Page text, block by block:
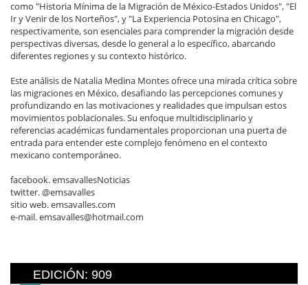
como "Historia Mínima de la Migración de México-Estados Unidos", "El
Ir y Venir de los Norteños", y "La Experiencia Potosina en Chicago",
respectivamente, son esenciales para comprender la migración desde
perspectivas diversas, desde lo general a lo específico, abarcando
diferentes regiones y su contexto histórico.
Este análisis de Natalia Medina Montes ofrece una mirada crítica sobre
las migraciones en México, desafiando las percepciones comunes y
profundizando en las motivaciones y realidades que impulsan estos
movimientos poblacionales. Su enfoque multidisciplinario y
referencias académicas fundamentales proporcionan una puerta de
entrada para entender este complejo fenómeno en el contexto
mexicano contemporáneo.
facebook. emsavallesNoticias
twitter. @emsavalles
sitio web. emsavalles.com
e-mail. emsavalles@hotmail.com
EDICIÓN: 909